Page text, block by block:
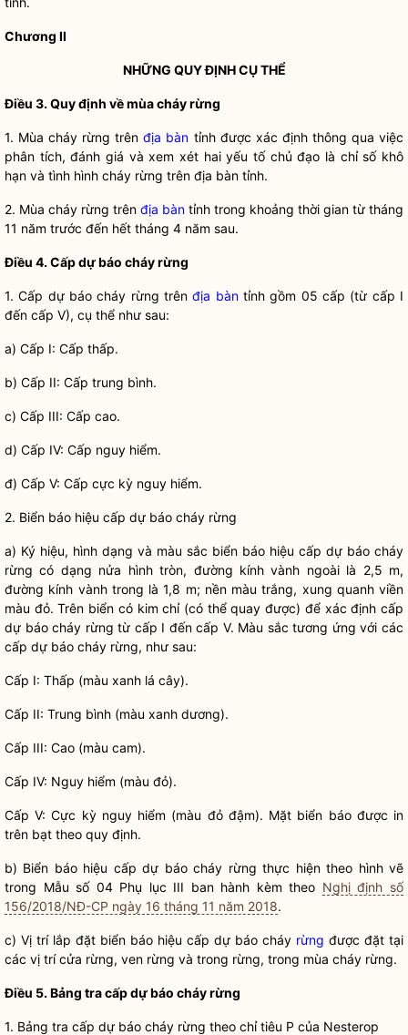
Chương II
NHỮNG QUY ĐỊNH CỤ THỂ
Điều 3. Quy định về mùa cháy rừng
1. Mùa cháy rừng trênđịa bàn tỉnh được xác định thông qua việc
phân tích, đánh giá và xem xét hai yếu tố chủ đạo là chỉ số khô
hạn và tình hình cháy rừng trên địa bàn tỉnh.
2. Mùa cháy rừng trên địa bàn tỉnh trong khoảng thời gian từ tháng
11 năm trước đến hết tháng 4 năm sau.
Điều 4. Cấp dự báo cháy rừng
1. Cấp dự báo cháy rừng trênđịa bàntỉnh gồm 05 cấp (từ cấp I
đến cấp V), cụ thể như sau:
a) Cấp I: Cấp thấp.
b) Cấp II: Cấp trung bình.
c) Cấp III: Cấp cao.
d) Cấp IV: Cấp nguy hiểm.
đ) Cấp V: Cấp cực kỳ nguy hiểm.
2. Biển báo hiệu cấp dự báo cháy rừng
a) Ký hiệu, hình dạng và màu sắc biển báo hiệu cấp dự báo cháy
rừng có dạng nửa hình tròn, đường kính vành ngoài là 2,5 m,
đường kính vành trong là 1,8 m; nền màu trắng, xung quanh viền
màu đỏ. Trên biển có kim chỉ (có thể quay được) để xác định cấp
dự báo cháy rừng từ cấp I đến cấp V. Màu sắc tương ứng với các
cấp dự báo cháy rừng, như sau:
Cấp I: Thấp (màu xanh lá cây).
Cấp II: Trung bình (màu xanh dương).
Cấp III: Cao (màu cam).
Cấp IV: Nguy hiểm (màu đỏ).
Cấp V: Cực kỳ nguy hiểm (màu đỏ đậm). Mặt biển báo được in
trên bạt theo quy định.
b) Biển báo hiệu cấp dự báo cháy rừng thực hiện theo hình vẽ
trong Mẫu số 04 Phụ lục III ban hành kèm theo Nghị định số
156/2018/NĐ-CP ngày 16 tháng 11 năm 2018.
c) Vị trí lắp đặt biển báo hiệu cấp dự báo cháy rừng được đặt tại
các vị trí cửa rừng, ven rừng và trong rừng, trong mùa cháy rừng.
Điều 5. Bảng tra cấp dự báo cháy rừng
1. Bảng tra cấp dự báo cháy rừng theo chỉ tiêu P của Nesterop